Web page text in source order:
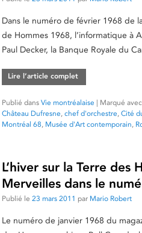
Dans le numéro de février 1968 de
de Hommes 1968, l’informatique à
Paul Decker, la Banque Royale du
Lire l’article complet
Publié dans Vie montréalaise | Marqué avec
Château Dufresne, chef d'orchestre, Cité
Montréal 68, Musée d'Art contemporain,
L’hiver sur la Terre des
Merveilles dans le
Publié le 23 mars 2011 par Mario Robert
Le numéro de janvier 1968 du